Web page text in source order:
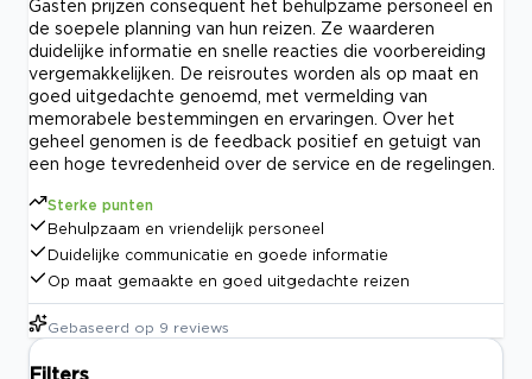
Gasten prijzen consequent het behulpzame personeel en
de soepele planning van hun reizen. Ze waarderen
duidelijke informatie en snelle reacties die voorbereiding
vergemakkelijken. De reisroutes worden als op maat en
goed uitgedachte genoemd, met vermelding van
memorabele bestemmingen en ervaringen. Over het
geheel genomen is de feedback positief en getuigt van
een hoge tevredenheid over de service en de regelingen.
Sterke punten
Behulpzaam en vriendelijk personeel
Duidelijke communicatie en goede informatie
Op maat gemaakte en goed uitgedachte reizen
Gebaseerd op 9 reviews